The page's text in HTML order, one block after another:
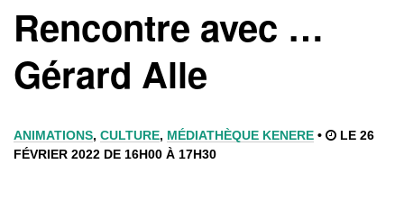
Rencontre avec …
Gérard Alle
ANIMATIONS, CULTURE, MÉDIATHÈQUE KENERE •
LE 26
FÉVRIER 2022 DE 16H00 À 17H30